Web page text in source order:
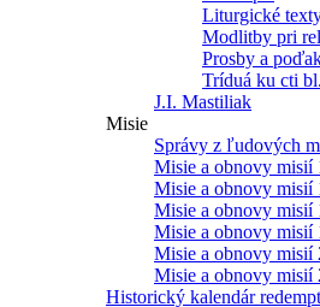
Liturgické
Modlitby pri
Prosby a
Tríduá ku cti
J.I. Mastiliak
Misie
Správy z ľudových
Misie a obnovy misií
Misie a obnovy misií
Misie a obnovy misií
Misie a obnovy misií
Misie a obnovy misií
Misie a obnovy misií
Historický kalendár